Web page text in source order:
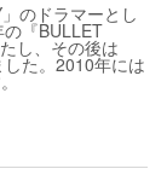
のドラマーとし
『BULLET
し、その後は
た。2010年には